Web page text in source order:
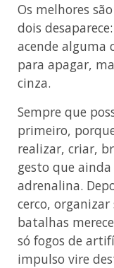
Os melhores
dois
acende alguma
para apagar,
cinza.
Sempre que
primeiro,
realizar, criar,
gesto que
adrenalina.
cerco,
batalhas
só fogos de
impulso vire